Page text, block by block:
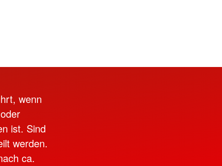
wenn
ist. Sind
werden.
ca.